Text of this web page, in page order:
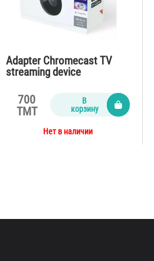
Adapter Chromecast TV
streaming device
700
TMT
В
корзину
Нет в наличии